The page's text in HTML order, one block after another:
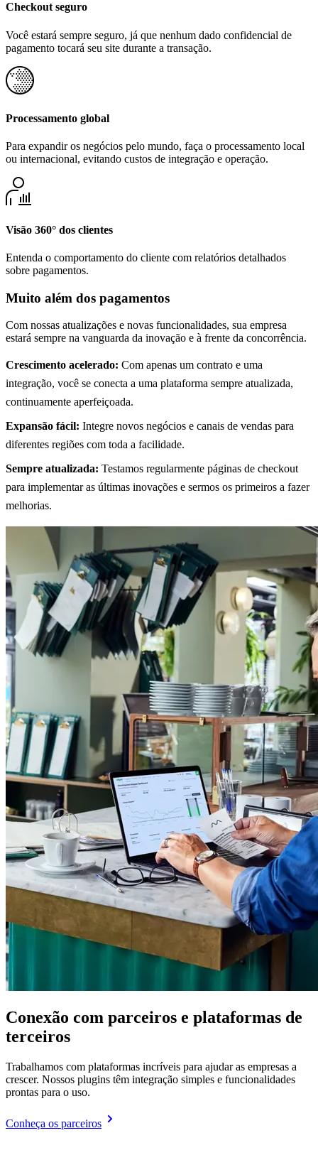
Checkout seguro
Você estará sempre seguro, já que nenhum dado confidencial de
pagamento tocará seu site durante a transação.
Processamento global
Para expandir os negócios pelo mundo, faça o processamento local
ou internacional, evitando custos de integração e operação.
Visão 360° dos clientes
Entenda o comportamento do cliente com relatórios detalhados
sobre pagamentos.
Muito além dos pagamentos
Com nossas atualizações e novas funcionalidades, sua empresa
estará sempre na vanguarda da inovação e à frente da concorrência.
Crescimento acelerado: Com apenas um contrato e uma
integração, você se conecta a uma plataforma sempre atualizada,
continuamente aperfeiçoada.
Expansão fácil: Integre novos negócios e canais de vendas para
diferentes regiões com toda a facilidade.
Sempre atualizada: Testamos regularmente páginas de checkout
para implementar as últimas inovações e sermos os primeiros a fazer
melhorias.
Conexão com parceiros e plataformas de
terceiros
Trabalhamos com plataformas incríveis para ajudar as empresas a
crescer. Nossos plugins têm integração simples e funcionalidades
prontas para o uso.
Conheça os parceiros